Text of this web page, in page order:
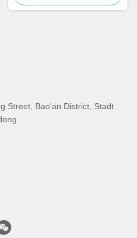
Street, Bao'an District, Stadt